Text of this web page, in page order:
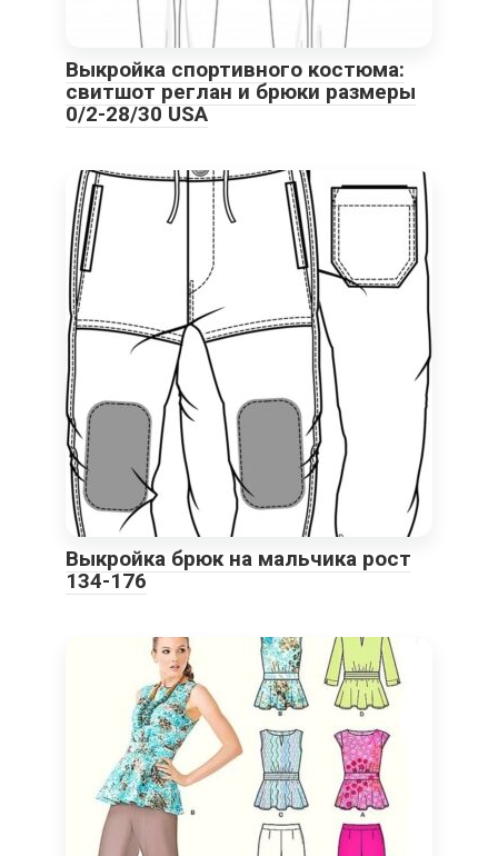
Выкройка спортивного костюма:
свитшот реглан и брюки размеры
0/2-28/30 USA
Выкройка брюк на мальчика рост
134-176